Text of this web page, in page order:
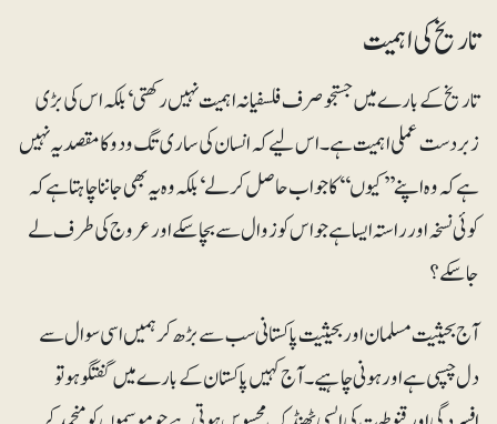
تاریخ کی اہمیت
تاریخ کے بارے میں جستجو صرف فلسفیانہ اہمیت نہیں رکھتی‘ بلکہ اس کی بڑی
زبردست عملی اہمیت ہے۔ اس لیے کہ انسان کی ساری تگ و دو کا مقصد یہ نہیں
ہے کہ وہ اپنے ’’کیوں‘‘ کا جواب حاصل کر لے‘ بلکہ وہ یہ بھی جاننا چاہتا ہے کہ
کوئی نسخہ اور راستہ ایسا ہے جو اس کو زوال سے بچا سکے اور عروج کی طرف لے
جاسکے؟
آج بحیثیت مسلمان اور بحیثیت پاکستانی سب سے بڑھ کر ہمیں اسی سوال سے
دل چسپی ہے اور ہونی چاہیے۔ آج کہیں پاکستان کے بارے میں گفتگو ہو تو